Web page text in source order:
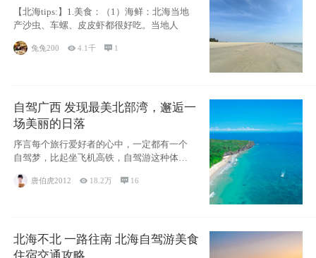
【北海tips:】1.美食：（1）海鲜：北海当地
产沙虫、车螺、皮皮虾都很好吃。当地人
兔兔200 4.1千  1
自驾广西 发现最美北部湾，邂逅一
场美丽的日落
序言每个旅行爱好者的心中，一定都有一个
自驾梦，比起坐飞机高铁，自驾游这种体验
唐伯虎2012  18.2万  16
北海不北 一路往南 北海自驾游美食